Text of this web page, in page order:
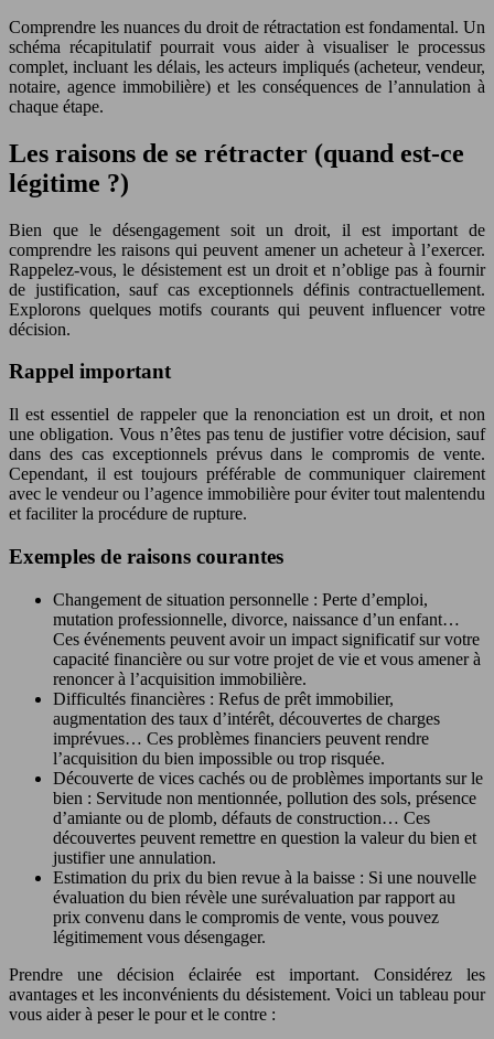
Comprendre les nuances du droit de rétractation est fondamental. Un
schéma récapitulatif pourrait vous aider à visualiser le processus
complet, incluant les délais, les acteurs impliqués (acheteur, vendeur,
notaire, agence immobilière) et les conséquences de l’annulation à
chaque étape.
Les raisons de se rétracter (quand est-ce
légitime ?)
Bien que le désengagement soit un droit, il est important de
comprendre les raisons qui peuvent amener un acheteur à l’exercer.
Rappelez-vous, le désistement est un droit et n’oblige pas à fournir
de justification, sauf cas exceptionnels définis contractuellement.
Explorons quelques motifs courants qui peuvent influencer votre
décision.
Rappel important
Il est essentiel de rappeler que la renonciation est un droit, et non
une obligation. Vous n’êtes pas tenu de justifier votre décision, sauf
dans des cas exceptionnels prévus dans le compromis de vente.
Cependant, il est toujours préférable de communiquer clairement
avec le vendeur ou l’agence immobilière pour éviter tout malentendu
et faciliter la procédure de rupture.
Exemples de raisons courantes
Changement de situation personnelle : Perte d’emploi,
mutation professionnelle, divorce, naissance d’un enfant…
Ces événements peuvent avoir un impact significatif sur votre
capacité financière ou sur votre projet de vie et vous amener à
renoncer à l’acquisition immobilière.
Difficultés financières : Refus de prêt immobilier,
augmentation des taux d’intérêt, découvertes de charges
imprévues… Ces problèmes financiers peuvent rendre
l’acquisition du bien impossible ou trop risquée.
Découverte de vices cachés ou de problèmes importants sur le
bien : Servitude non mentionnée, pollution des sols, présence
d’amiante ou de plomb, défauts de construction… Ces
découvertes peuvent remettre en question la valeur du bien et
justifier une annulation.
Estimation du prix du bien revue à la baisse : Si une nouvelle
évaluation du bien révèle une surévaluation par rapport au
prix convenu dans le compromis de vente, vous pouvez
légitimement vous désengager.
Prendre une décision éclairée est important. Considérez les
avantages et les inconvénients du désistement. Voici un tableau pour
vous aider à peser le pour et le contre :